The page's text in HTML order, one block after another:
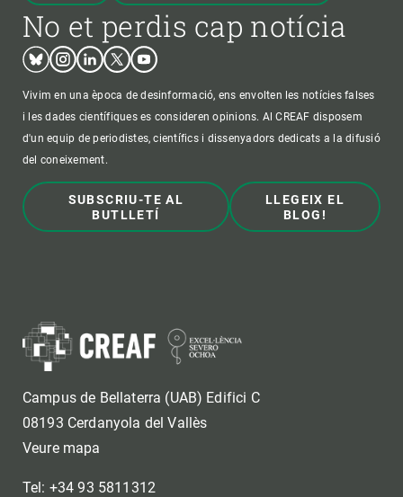
No et perdis cap notícia
BlueskyInstagram
LinkedinTwitterYoutube
Vivim en una època de desinformació, ens envolten les notícies falses
i les dades científiques es consideren opinions. Al CREAF disposem
d'un equip de periodistes, científics i dissenyadors dedicats a la difusió
del coneixement.
SUBSCRIU-TE AL
BUTLLETÍ
LLEGEIX EL
BLOG!
Campus de Bellaterra (UAB) Edifici C
08193 Cerdanyola del Vallès
Veure mapa
Tel: +34 93 5811312